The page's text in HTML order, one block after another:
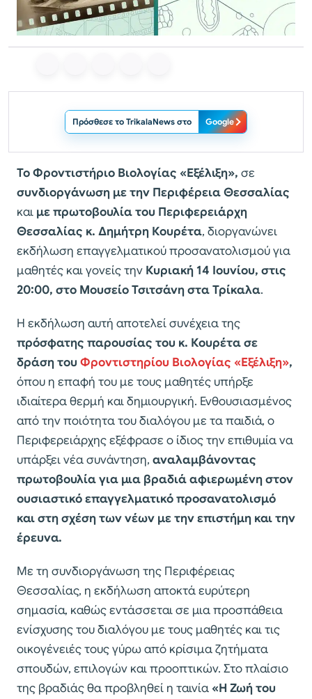
Πρόσθεσε το TrikalaNews στο Google
Το Φροντιστήριο Βιολογίας «Εξέλιξη», σε
συνδιοργάνωση με την Περιφέρεια Θεσσαλίας
και με πρωτοβουλία του Περιφερειάρχη
Θεσσαλίας κ. Δημήτρη Κουρέτα, διοργανώνει
εκδήλωση επαγγελματικού προσανατολισμού για
μαθητές και γονείς την Κυριακή 14 Ιουνίου, στις
20:00, στο Μουσείο Τσιτσάνη στα Τρίκαλα.
Η εκδήλωση αυτή αποτελεί συνέχεια της
πρόσφατης παρουσίας του κ. Κουρέτα σε
δράση του Φροντιστηρίου Βιολογίας «Εξέλιξη»,
όπου η επαφή του με τους μαθητές υπήρξε
ιδιαίτερα θερμή και δημιουργική. Ενθουσιασμένος
από την ποιότητα του διαλόγου με τα παιδιά, ο
Περιφερειάρχης εξέφρασε ο ίδιος την επιθυμία να
υπάρξει νέα συνάντηση, αναλαμβάνοντας
πρωτοβουλία για μια βραδιά αφιερωμένη στον
ουσιαστικό επαγγελματικό προσανατολισμό
και στη σχέση των νέων με την επιστήμη και την
έρευνα.
Με τη συνδιοργάνωση της Περιφέρειας
Θεσσαλίας, η εκδήλωση αποκτά ευρύτερη
σημασία, καθώς εντάσσεται σε μια προσπάθεια
ενίσχυσης του διαλόγου με τους μαθητές και τις
οικογένειές τους γύρω από κρίσιμα ζητήματα
σπουδών, επιλογών και προοπτικών. Στο πλαίσιο
της βραδιάς θα προβληθεί η ταινία«Η Ζωή του